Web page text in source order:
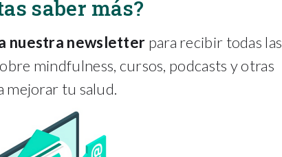
saber más?
nuestra newsletter para recibir todas las
mindfulness, cursos, podcasts y otras
mejorar tu salud.